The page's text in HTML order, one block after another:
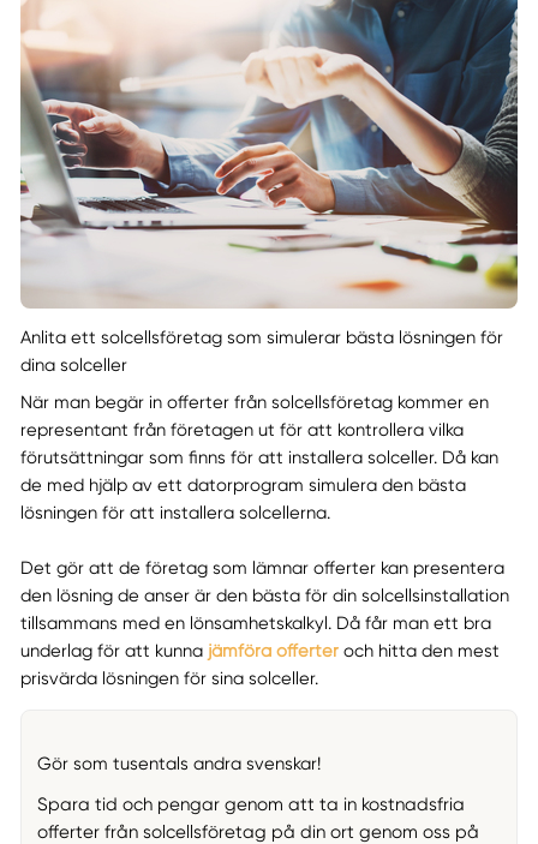
Anlita ett solcellsföretag som simulerar bästa lösningen för
dina solceller
När man begär in offerter från solcellsföretag kommer en
representant från företagen ut för att kontrollera vilka
förutsättningar som finns för att installera solceller. Då kan
de med hjälp av ett datorprogram simulera den bästa
lösningen för att installera solcellerna.
Det gör att de företag som lämnar offerter kan presentera
den lösning de anser är den bästa för din solcellsinstallation
tillsammans med en lönsamhetskalkyl. Då får man ett bra
underlag för att kunna jämföra offerteroch hitta den mest
prisvärda lösningen för sina solceller.
Gör som tusentals andra svenskar!
Spara tid och pengar genom att ta in kostnadsfria
offerter från solcellsföretag på din ort genom oss på